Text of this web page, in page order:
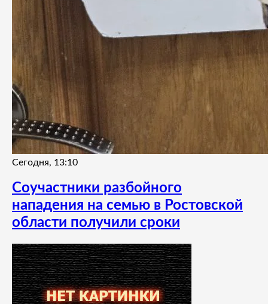
Сегодня, 13:10
Соучастники разбойного
нападения на семью в Ростовской
области получили сроки